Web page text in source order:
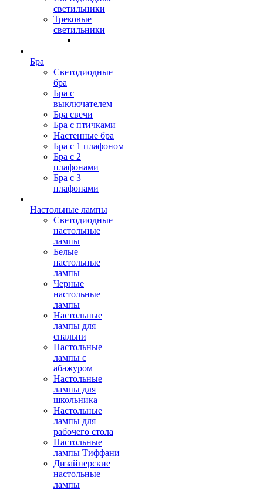
светильники
Трековые
светильники
Бра
Светодиодные
бра
Бра с
выключателем
Бра свечи
Бра с птичками
Настенные бра
Бра с 1 плафоном
Бра с 2
плафонами
Бра с 3
плафонами
Настольные лампы
Светодиодные
настольные
лампы
Белые
настольные
лампы
Черные
настольные
лампы
Настольные
лампы для
спальни
Настольные
лампы с
абажуром
Настольные
лампы для
школьника
Настольные
лампы для
рабочего стола
Настольные
лампы Тиффани
Дизайнерские
настольные
лампы